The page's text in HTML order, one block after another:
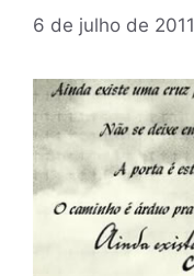
6 de julho de 2011